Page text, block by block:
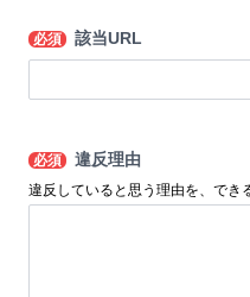
必須 該当URL
必須 違反理由
違反していると思う理由を、でき